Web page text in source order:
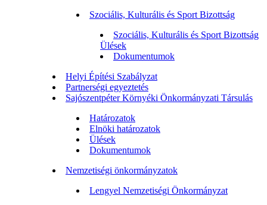
Szociális, Kulturális és Sport Bizottság
Szociális, Kulturális és Sport Bizottság
Ülések
Dokumentumok
Helyi Építési Szabályzat
Partnerségi egyeztetés
Sajószentpéter Környéki Önkormányzati Társulás
Határozatok
Elnöki határozatok
Ülések
Dokumentumok
Nemzetiségi önkormányzatok
Lengyel Nemzetiségi Önkormányzat